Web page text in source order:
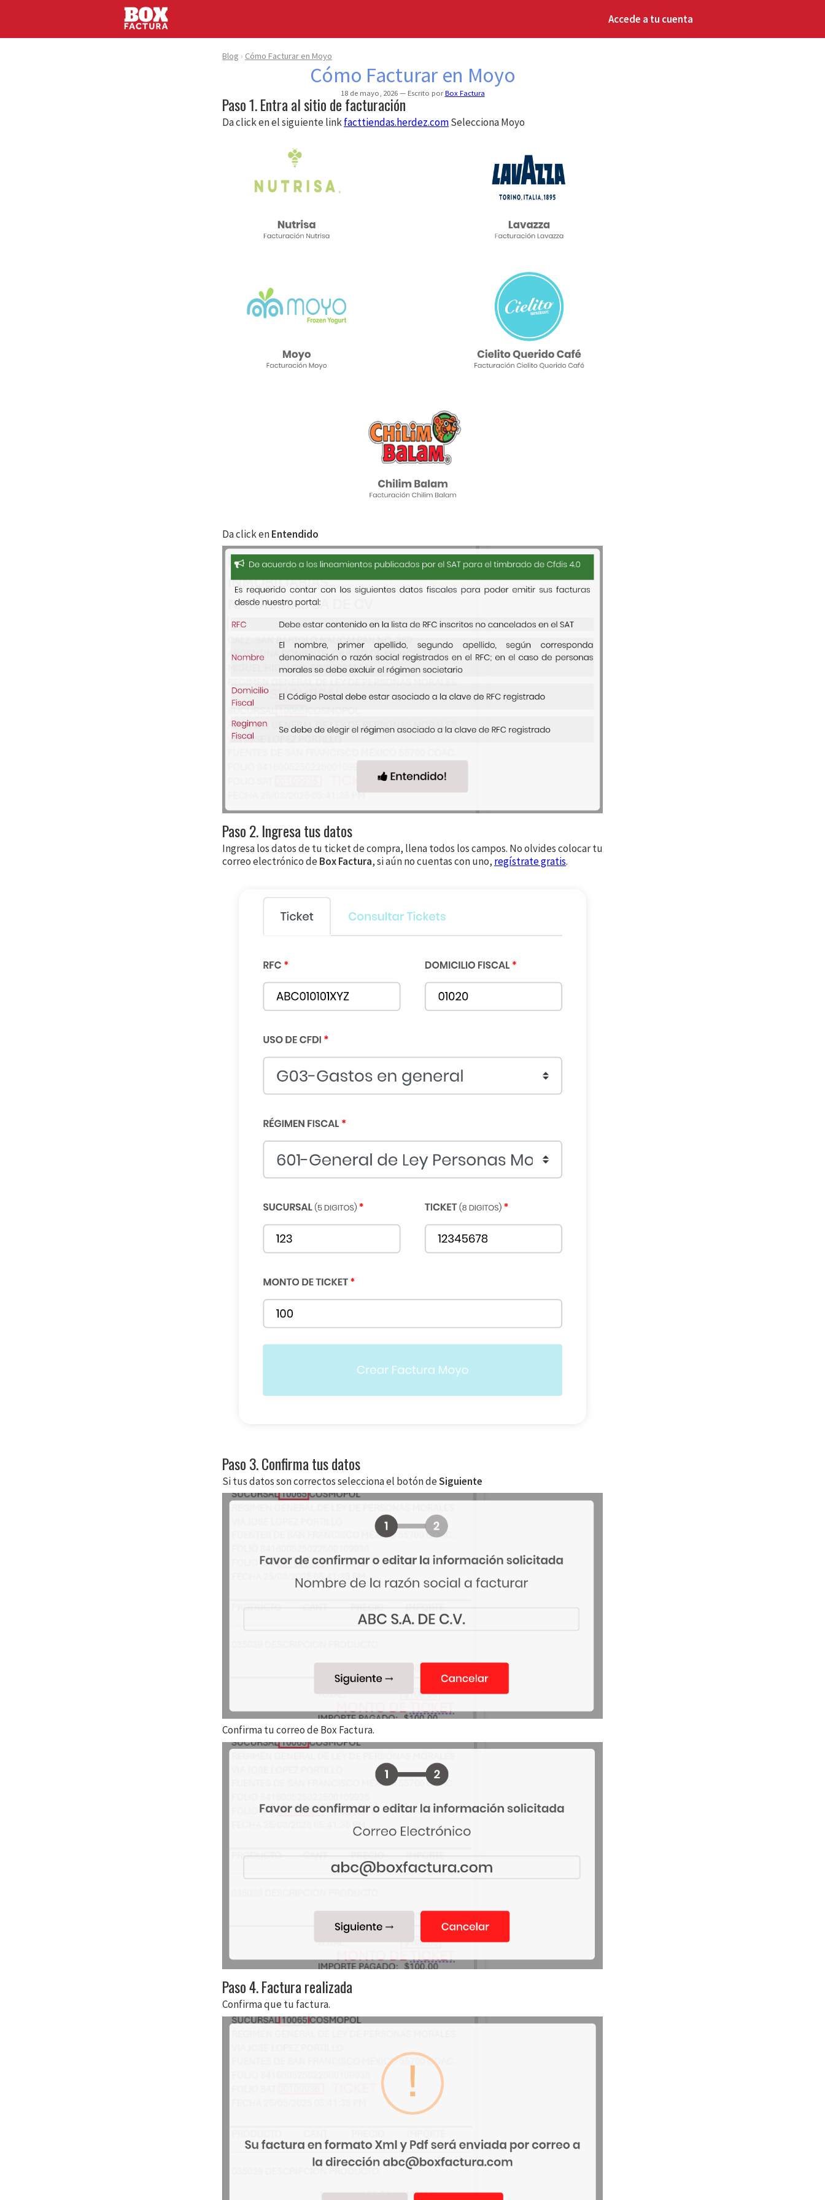
Accede a tu cuenta
Blog Cómo Facturar en Moyo
Cómo Facturar en Moyo
18 de mayo, 2026 Escrito porBox Factura
Paso 1. Entra al sitio de facturación
Da click en el siguiente linkfacttiendas.herdez.comSelecciona Moyo
Da click enEntendido
Paso 2. Ingresa tus datos
Ingresa los datos de tu ticket de compra, llena todos los campos. No olvides colocar tu
correo electrónico deBox Factura, si aún no cuentas con uno, regístrate gratis.
Paso 3. Confirma tus datos
Si tus datos son correctos selecciona el botón deSiguiente
Confirma tu correo de Box Factura.
Paso 4. Factura realizada
Confirma que tu factura.